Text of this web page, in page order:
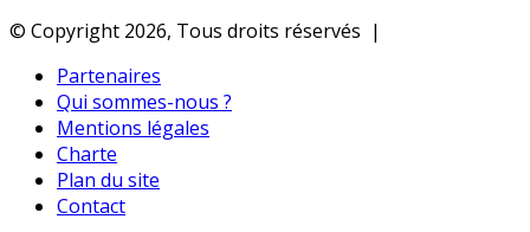
© Copyright 2026, Tous droits réservés |
Partenaires
Qui sommes-nous ?
Mentions légales
Charte
Plan du site
Contact